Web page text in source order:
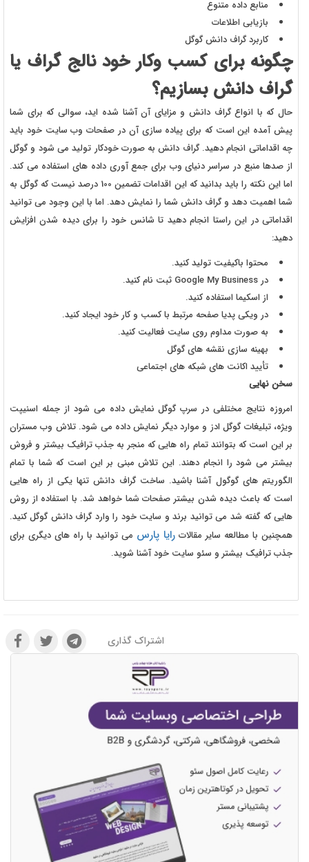
منابع داده متنوع
بازیابی اطلاعات
کاربرد گراف دانش گوگل
چگونه برای کسب وکار خود نالج گراف یا
گراف دانش بسازیم؟
حال که با انواع گراف دانش و مزایای آن آشنا شده اید، سوالی که برای شما
پیش آمده این است که برای پیاده سازی آن در صفحات وب سایت خود باید
چه اقداماتی انجام دهید. گراف دانش به صورت خودکار تولید می شود و گوگل
از صدها منبع در سراسر دنیای وب برای جمع آوری داده های استفاده می کند.
اما این نکته را باید بدانید که این اقدامات تضمین 100 درصد نیست که گوگل به
شما اهمیت دهد و گراف دانش شما را نمایش دهد. اما با این وجود می توانید
اقداماتی در این راستا انجام دهید تا شانس خود را برای دیده شدن افزایش
دهید:
محتوا باکیفیت تولید کنید.
در Google My Business ثبت نام کنید.
از اسکیما استفاده کنید.
در ویکی پدیا صفحه مرتبط با کسب و کار خود ایجاد کنید.
به صورت مداوم روی سایت فعالیت کنید.
بهینه سازی نقشه های گوگل
تأیید اکانت های شبکه های اجتماعی
سخن نهایی
امروزه نتایج مختلفی در سرپ گوگل نمایش داده می شود از جمله اسنیپت
ویژه، تبلیغات گوگل ادز و موارد دیگر نمایش داده می شود. تلاش وب مستران
بر این است که بتوانند تمام راه هایی که منجر به جذب ترافیک بیشتر و فروش
بیشتر می شود را انجام دهند. این تلاش مبنی بر این است که شما با تمام
الگوریتم های گوگول آشنا باشید. ساخت گراف دانش تنها یکی از راه هایی
است که باعث دیده شدن بیشتر صفحات شما خواهد شد. با استفاده از روش
هایی که گفته شد می توانید برند و سایت خود را وارد گراف دانش گوگل کنید.
همچنین با مطالعه سایر مقالات رایا پارس می توانید با راه های دیگری برای
جذب ترافیک بیشتر و سئو سایت خود آشنا شوید.
اشتراک گذاری